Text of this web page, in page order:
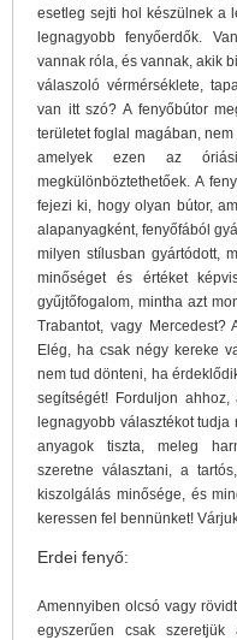
esetleg sejti hol készülnek a
legnagyobb fenyőerdők.
vannak róla, és vannak, akik
válaszoló vérmérséklete,
van itt szó? A fenyőbútor
területet foglal magában,
amelyek ezen az
megkülönböztethetőek. A
fejezi ki, hogy olyan bútor,
alapanyagként, fenyőfából
milyen stílusban gyártódott,
minőséget és értéket
gyűjtőfogalom, mintha azt
Trabantot, vagy Mercedest?
Elég, ha csak négy kereke
nem tud dönteni, ha
segítségét! Forduljon
legnagyobb választékot tudja
anyagok tiszta, meleg
szeretne választani, a
kiszolgálás minősége, és
keressen fel bennünket!
Erdei fenyő:
Amennyiben olcsó vagy
egyszerűen csak